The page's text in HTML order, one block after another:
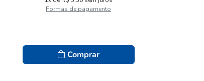
Formas de pagamento
Comprar